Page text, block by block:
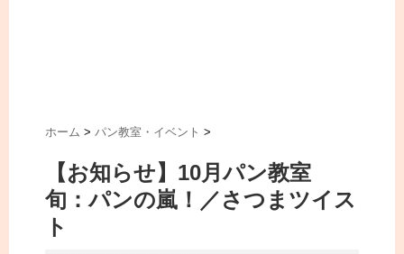
ホーム > パン教室・イベント >
【お知らせ】10月パン教室
旬：パンの嵐！／さつまツイス
ト